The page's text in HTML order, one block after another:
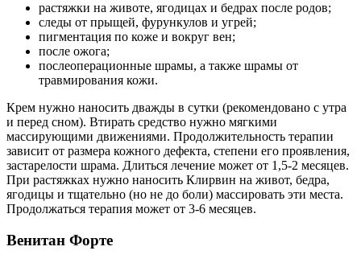
растяжки на животе, ягодицах и бедрах после родов;
следы от прыщей, фурункулов и угрей;
пигментация по коже и вокруг вен;
после ожога;
послеоперационные шрамы, а также шрамы от
травмирования кожи.
Крем нужно наносить дважды в сутки (рекомендовано с утра
и перед сном). Втирать средство нужно мягкими
массирующими движениями. Продолжительность терапии
зависит от размера кожного дефекта, степени его проявления,
застарелости шрама. Длиться лечение может от 1,5-2 месяцев.
При растяжках нужно наносить Клирвин на живот, бедра,
ягодицы и тщательно (но не до боли) массировать эти места.
Продолжаться терапия может от 3-6 месяцев.
Венитан Форте